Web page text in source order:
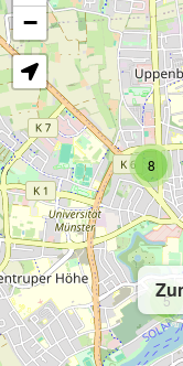
8
5
−